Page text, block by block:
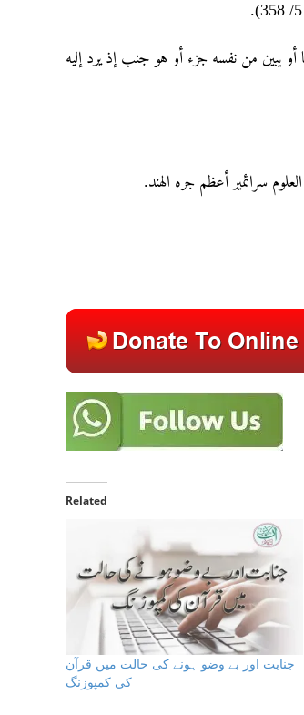
أو یبین من نفسه جزء أو هو جنب إذ یرد إلیه
سرائمير أعظم جره الهند.
Related
جنابت اور بے وضو ہونے کی حالت میں قرآن
کی کمپوزنگ